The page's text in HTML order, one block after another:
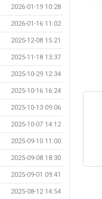
2026-01-19 10:28
2026-01-16 11:02
2025-12-08 15:21
2025-11-18 13:37
2025-10-29 12:34
2025-10-16 16:24
2025-10-13 09:06
2025-10-07 14:12
2025-09-10 11:00
2025-09-08 18:30
2025-09-01 09:41
2025-08-12 14:54